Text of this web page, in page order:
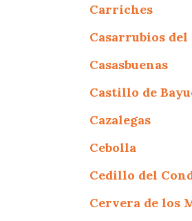
Carriches
Casarrubios
Casasbuenas
Castillo de
Cazalegas
Cebolla
Cedillo del
Cervera de los